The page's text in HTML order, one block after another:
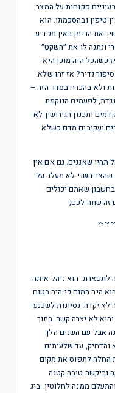
פקוחות על המצב
טיפין ובהסכמתו. הוא
את הרומן באין מפריע
ונתנה לו את ״השקט״
כשהכל היה מוכן היא
נדיר? אז זהו שלא.
ולא בהכרח בסדר הזה –
לפעמים הנוקמת
ותכנון הגירושין לא
ועקובים מדם כשלא
שאננים. גם אם אין
שהצד השני לא מעלה על
שאתם יכולים
זה שווה לכם;
לתפארת. הוא ניהל איתה
הוא היה המום כי היה בטוח
לא יקרה. נסיונות לשכנע
לא יצרה קשר. בתוך
אבל עם השנים הלך
והדחיק, עד שלעיתים
החלה לתפוס את מקום
וביקשה טובה קטנה
ממנה לחלוטין. ביג